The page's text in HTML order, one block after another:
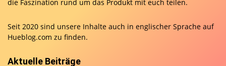
die Faszination rund um das Produkt mit euch teilen.
Seit 2020 sind unsere Inhalte auch in englischer Sprache auf
Hueblog.com zu finden.
Aktuelle Beiträge